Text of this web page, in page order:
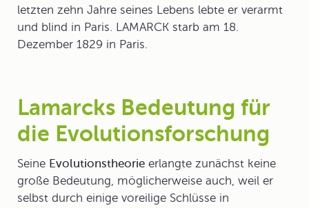
letzten zehn Jahre seines Lebens lebte er verarmt
und blind in Paris. LAMARCK starb am 18.
Dezember 1829 in Paris.
Lamarcks Bedeutung für
die Evolutionsforschung
Seine Evolutionstheorie erlangte zunächst keine
große Bedeutung, möglicherweise auch, weil er
selbst durch einige voreilige Schlüsse in